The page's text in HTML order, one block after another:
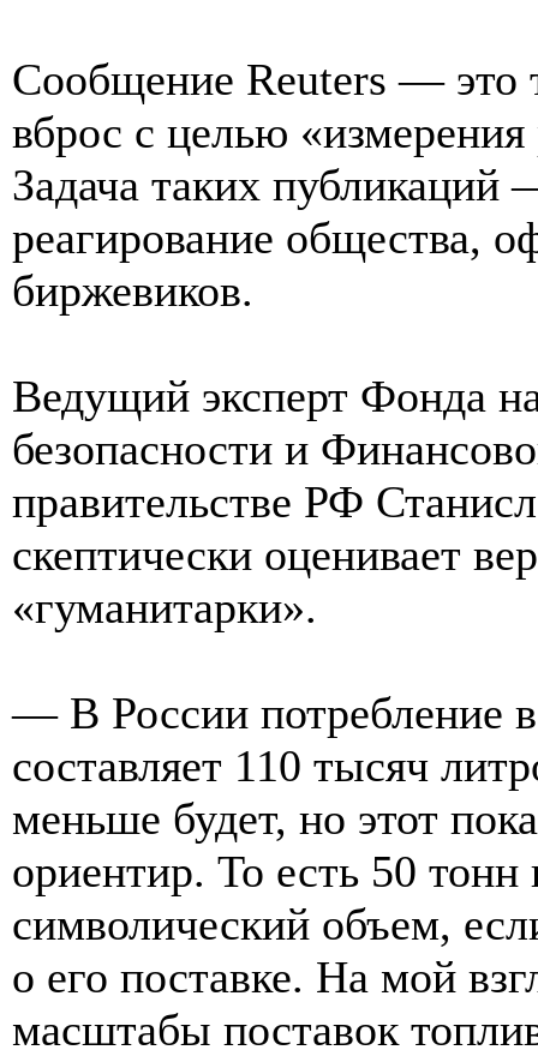
Сообщение Reuters —
вброс с целью
Задача таких
реагирование общества,
биржевиков.
Ведущий эксперт Фонда
безопасности и
правительстве РФ
скептически оценивает
«гуманитарки».
— В России потребление
составляет 110 тысяч
меньше будет, но этот
ориентир. То есть 50
символический объем,
о его поставке. На мой
масштабы поставок